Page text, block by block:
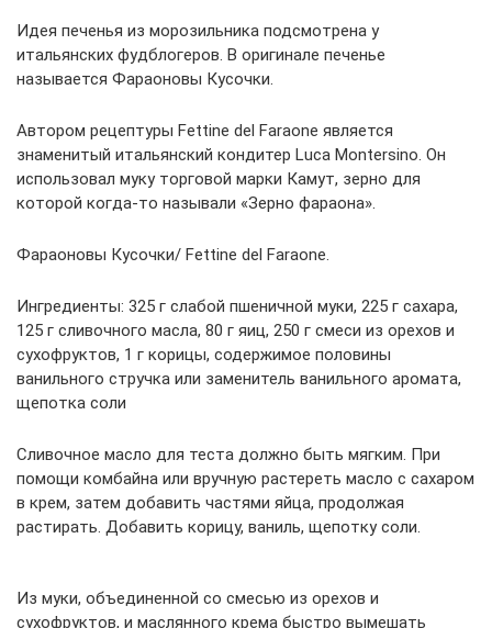
Идея печенья из морозильника подсмотрена у
итальянских фудблогеров. В оригинале печенье
называется Фараоновы Кусочки.
Автором рецептуры Fettine del Faraone является
знаменитый итальянский кондитер Luca Montersino. Он
использовал муку торговой марки Камут, зерно для
которой когда-то называли «Зерно фараона».
Фараоновы Кусочки/ Fettine del Faraone.
Ингредиенты: 325 г слабой пшеничной муки, 225 г сахара,
125 г сливочного масла, 80 г яиц, 250 г смеси из орехов и
сухофруктов, 1 г корицы, содержимое половины
ванильного стручка или заменитель ванильного аромата,
щепотка соли
Сливочное масло для теста должно быть мягким. При
помощи комбайна или вручную растереть масло с сахаром
в крем, затем добавить частями яйца, продолжая
растирать. Добавить корицу, ваниль, щепотку соли.
Из муки, объединенной со смесью из орехов и
сухофруктов, и маслянного крема быстро вымешать